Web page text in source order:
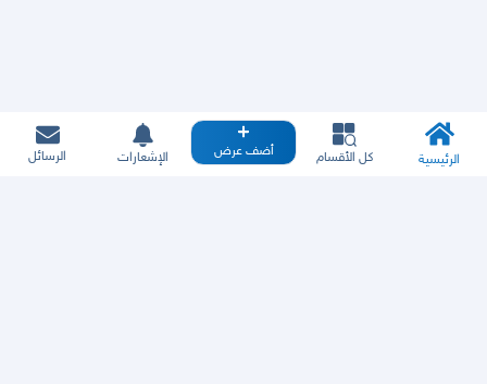
الرئيسية كل الأقسام أضف عرض الإشعارات الرسائل